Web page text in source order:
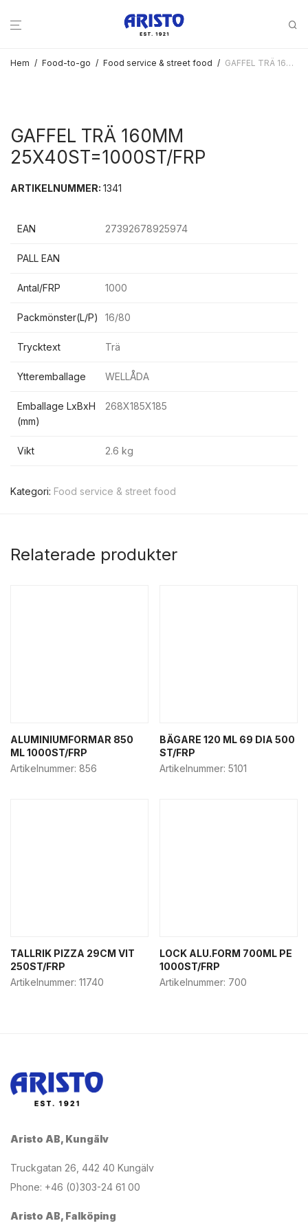
Hem / Food-to-go / Food service & street food / GAFFEL TRÄ 160MM 25X40ST=1000ST/FRP
GAFFEL TRÄ 160MM
25X40ST=1000ST/FRP
ARTIKELNUMMER: 1341
EAN 27392678925974
PALL EAN
Antal/FRP 1000
Packmönster(L/P) 16/80
Trycktext Trä
Ytteremballage WELLÅDA
Emballage LxBxH
(mm)
268X185X185
Vikt 2.6 kg
Kategori: Food service & street food
Relaterade produkter
ALUMINIUMFORMAR 850
ML 1000ST/FRP
Artikelnummer: 856
BÄGARE 120 ML 69 DIA 500
ST/FRP
Artikelnummer: 5101
TALLRIK PIZZA 29CM VIT
250ST/FRP
Artikelnummer: 11740
LOCK ALU.FORM 700ML PE
1000ST/FRP
Artikelnummer: 700
Aristo AB, Kungälv
Truckgatan 26, 442 40 Kungälv
Phone: +46 (0)303-24 61 00
Aristo AB, Falköping